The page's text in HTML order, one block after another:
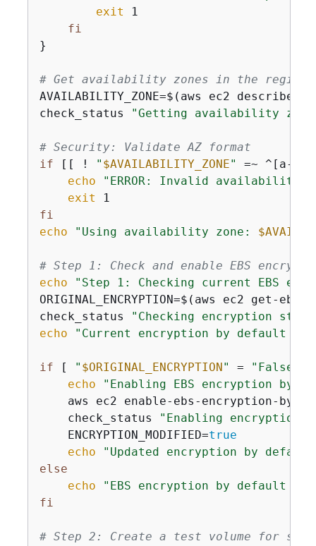
exit 1
fi
}
# Get availability zones in the region
AVAILABILITY_ZONE=$(aws ec2
check_status
"Getting availability
# Security: Validate AZ format
if [[ ! " $AVAILABILITY_ZONE" =~ ^[a-z]
echo
"ERROR: Invalid availability
exit
fi
echo
"Using availability zone:
# Step 1: Check and enable EBS
echo
"Step 1: Checking current EBS
ORIGINAL_ENCRYPTION=$(aws ec2
check_status
"Checking encryption
echo
"Current encryption by default
if [ " $ORIGINAL_ENCRYPTION" = "False"
echo
"Enabling EBS encryption by
aws ec2 enable-ebs-encryption-by-
    check_status
"Enabling encryption
    ENCRYPTION_MODIFIED=
true
echo
"Updated encryption by
else
echo
"EBS encryption by default is
fi
# Step 2: Create a test volume for